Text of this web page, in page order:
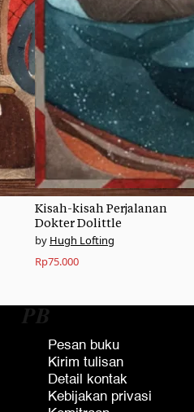
Kisah-kisah Perjalanan
Dokter Dolittle
Hugh Lofting
Rp75.000
𝑷𝑩
Pesan buku
Kirim tulisan
Detail kontak
Kebijakan privasi